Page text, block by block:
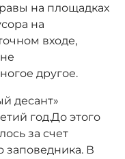
на площадках
на
входе,
другое.
десант»
год.До этого
за счет
заповедника. В